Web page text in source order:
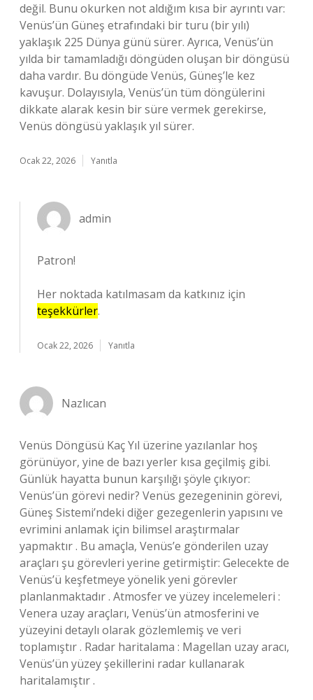
değil. Bunu okurken not aldığım kısa bir ayrıntı var:
Venüs’ün Güneş etrafındaki bir turu (bir yılı)
yaklaşık 225 Dünya günü sürer. Ayrıca, Venüs’ün
yılda bir tamamladığı döngüden oluşan bir döngüsü
daha vardır. Bu döngüde Venüs, Güneş’le kez
kavuşur. Dolayısıyla, Venüs’ün tüm döngülerini
dikkate alarak kesin bir süre vermek gerekirse,
Venüs döngüsü yaklaşık yıl sürer.
Ocak 22, 2026 Yanıtla
admin
Patron!
Her noktada katılmasam da katkınız için
teşekkürler.
Ocak 22, 2026 Yanıtla
Nazlıcan
Venüs Döngüsü Kaç Yıl üzerine yazılanlar hoş
görünüyor, yine de bazı yerler kısa geçilmiş gibi.
Günlük hayatta bunun karşılığı şöyle çıkıyor:
Venüs’ün görevi nedir? Venüs gezegeninin görevi,
Güneş Sistemi’ndeki diğer gezegenlerin yapısını ve
evrimini anlamak için bilimsel araştırmalar
yapmaktır . Bu amaçla, Venüs’e gönderilen uzay
araçları şu görevleri yerine getirmiştir: Gelecekte de
Venüs’ü keşfetmeye yönelik yeni görevler
planlanmaktadır . Atmosfer ve yüzey incelemeleri :
Venera uzay araçları, Venüs’ün atmosferini ve
yüzeyini detaylı olarak gözlemlemiş ve veri
toplamıştır . Radar haritalama : Magellan uzay aracı,
Venüs’ün yüzey şekillerini radar kullanarak
haritalamıştır .